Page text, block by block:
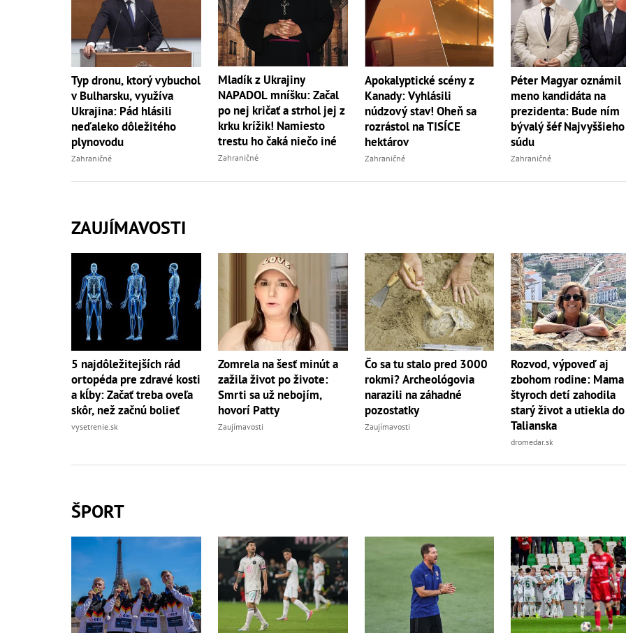
Typ dronu, ktorý vybuchol
v Bulharsku, využíva
Ukrajina: Pád hlásili
neďaleko dôležitého
plynovodu
Zahraničné
Mladík z Ukrajiny
NAPADOL mníšku: Začal
po nej kričať a strhol jej z
krku krížik! Namiesto
trestu ho čaká niečo iné
Zahraničné
Apokalyptické scény z
Kanady: Vyhlásili
núdzový stav! Oheň sa
rozrástol na TISÍCE
hektárov
Zahraničné
Péter Magyar oznámil
meno kandidáta na
prezidenta: Bude ním
bývalý šéf Najvyššieho
súdu
Zahraničné
ZAUJÍMAVOSTI
5 najdôležitejších rád
ortopéda pre zdravé kosti
a kĺby: Začať treba oveľa
skôr, než začnú bolieť
vysetrenie.sk
Zomrela na šesť minút a
zažila život po živote:
Smrti sa už nebojím,
hovorí Patty
Zaujímavosti
Čo sa tu stalo pred 3000
rokmi? Archeológovia
narazili na záhadné
pozostatky
Zaujímavosti
Rozvod, výpoveď aj
zbohom rodine: Mama
štyroch detí zahodila
starý život a utiekla do
Talianska
dromedar.sk
ŠPORT